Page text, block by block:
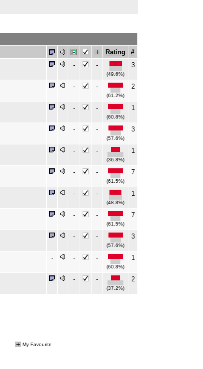
Rating
#
- -
(49.6%)
3
- -
(61.2%)
2
- -
(60.8%)
1
- -
(57.6%)
3
- -
(36.8%)
1
- -
(61.5%)
7
- -
(48.8%)
1
- -
(61.5%)
7
- -
(57.6%)
3
- - -
(60.8%)
1
- -
(37.2%)
2
My Favourite